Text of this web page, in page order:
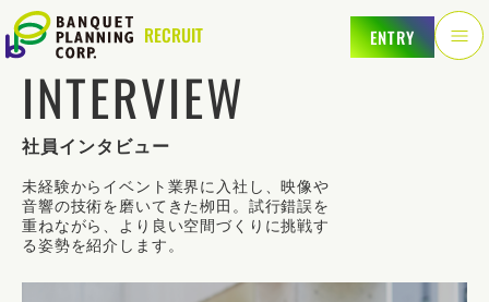
RECRUIT ENTRY
INTERVIEW
社員インタビュー
未経験からイベント業界に入社し、映像や
音響の技術を磨いてきた栁田。試行錯誤を
重ねながら、より良い空間づくりに挑戦す
る姿勢を紹介します。